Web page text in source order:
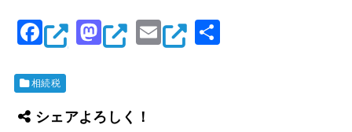
F
a
c
e
M
a
o
E
m
相続税
シェアよろしく！